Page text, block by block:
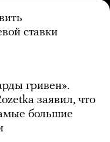
ставки
гривен».
заявил, что
большие